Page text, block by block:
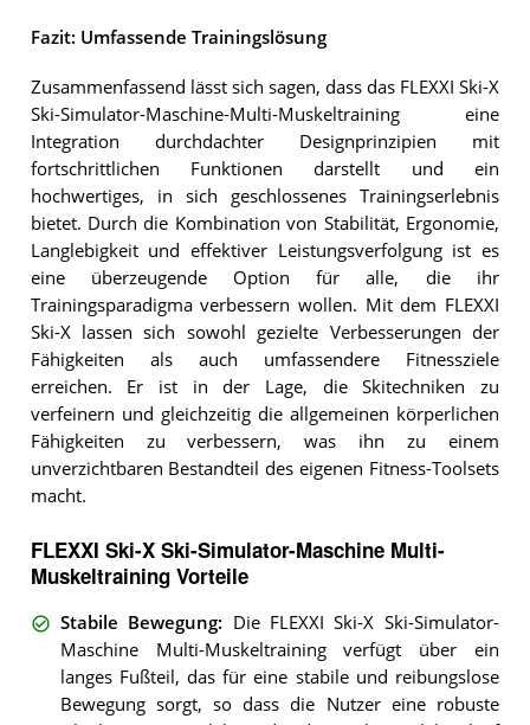
Fazit: Umfassende Trainingslösung
Zusammenfassend lässt sich sagen, dass das FLEXXI Ski-X
Ski-Simulator-Maschine-Multi-Muskeltraining eine
Integration durchdachter Designprinzipien mit
fortschrittlichen Funktionen darstellt und ein
hochwertiges, in sich geschlossenes Trainingserlebnis
bietet. Durch die Kombination von Stabilität, Ergonomie,
Langlebigkeit und effektiver Leistungsverfolgung ist es
eine überzeugende Option für alle, die ihr
Trainingsparadigma verbessern wollen. Mit dem FLEXXI
Ski-X lassen sich sowohl gezielte Verbesserungen der
Fähigkeiten als auch umfassendere Fitnessziele
erreichen. Er ist in der Lage, die Skitechniken zu
verfeinern und gleichzeitig die allgemeinen körperlichen
Fähigkeiten zu verbessern, was ihn zu einem
unverzichtbaren Bestandteil des eigenen Fitness-Toolsets
macht.
FLEXXI Ski-X Ski-Simulator-Maschine Multi-
Muskeltraining Vorteile
Stabile Bewegung: Die FLEXXI Ski-X Ski-Simulator-
Maschine Multi-Muskeltraining verfügt über ein
langes Fußteil, das für eine stabile und reibungslose
Bewegung sorgt, so dass die Nutzer eine robuste